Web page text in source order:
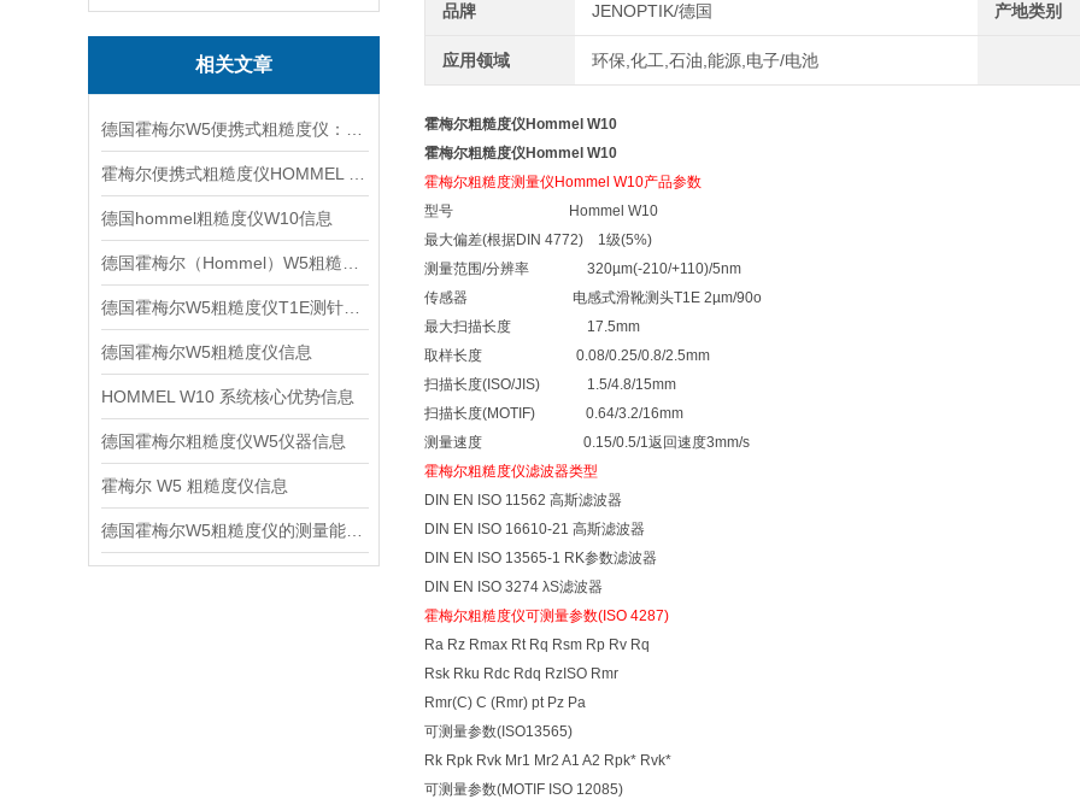
相关文章
德国hommel粗糙度仪W10信息
德国霍梅尔W5粗糙度仪信息
HOMMEL W10 系统核心优势信息
德国霍梅尔粗糙度仪W5仪器信息
霍梅尔 W5 粗糙度仪信息
品牌 JENOPTIK/德国 产地类别
应用领域 环保,化工,石油,能源,电子/电池
霍梅尔粗糙度仪Hommel W10
霍梅尔粗糙度仪Hommel W10
霍梅尔粗糙度测量仪Hommel W10产品参数
型号 Hommel W10
最大偏差(根据DIN 4772) 1级(5%)
测量范围/分辨率 320µm(-210/+110)/5nm
传感器 电感式滑靴测头T1E 2µm/90o
最大扫描长度 17.5mm
取样长度 0.08/0.25/0.8/2.5mm
扫描长度(ISO/JIS) 1.5/4.8/15mm
扫描长度(MOTIF) 0.64/3.2/16mm
测量速度 0.15/0.5/1返回速度3mm/s
霍梅尔粗糙度仪滤波器类型
DIN EN ISO 11562 高斯滤波器
DIN EN ISO 16610-21 高斯滤波器
DIN EN ISO 13565-1 RK参数滤波器
DIN EN ISO 3274 λS滤波器
霍梅尔粗糙度仪可测量参数(ISO 4287)
Ra Rz Rmax Rt Rq Rsm Rp Rv Rq
Rsk Rku Rdc Rdq RzISO Rmr
Rmr(C) C (Rmr) pt Pz Pa
可测量参数(ISO13565)
Rk Rpk Rvk Mr1 Mr2 A1 A2 Rpk* Rvk*
可测量参数(MOTIF ISO 12085)